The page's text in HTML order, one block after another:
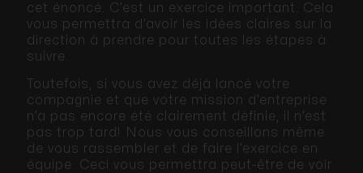
cet énoncé. C’est un exercice important. Cela
vous permettra d’avoir les idées claires sur la
direction à prendre pour toutes les étapes à
suivre.
Toutefois, si vous avez déjà lancé votre
compagnie et que votre mission d’entreprise
n’a pas encore été clairement définie, il n’est
pas trop tard! Nous vous conseillons même
de vous rassembler et de faire l’exercice en
équipe. Ceci vous permettra peut-être de voir